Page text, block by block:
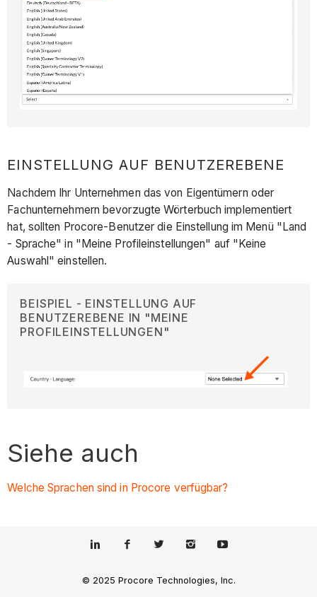
EINSTELLUNG AUF BENUTZEREBENE
Nachdem Ihr Unternehmen das von Eigentümern oder
Fachunternehmern bevorzugte Wörterbuch implementiert
hat, sollten Procore-Benutzer die Einstellung im Menü "Land
- Sprache" in "Meine Profileinstellungen" auf "Keine
Auswahl" einstellen.
BEISPIEL - EINSTELLUNG AUF
BENUTZEREBENE IN "MEINE
PROFILEINSTELLUNGEN"
Siehe auch
Welche Sprachen sind in Procore verfügbar?
© 2025 Procore Technologies, Inc.